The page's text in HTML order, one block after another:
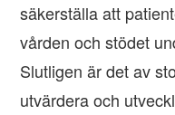
säkerställa att
vården och stödet
Slutligen är det av
utvärdera och